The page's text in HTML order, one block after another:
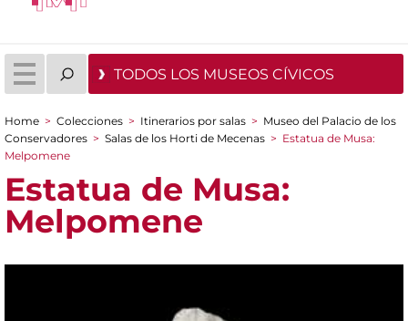
TODOS LOS MUSEOS CÍVICOS
You are here
Home > Colecciones > Itinerarios por salas > Museo del Palacio de los
Conservadores > Salas de los Horti de Mecenas > Estatua de Musa:
Melpomene
Estatua de Musa:
Melpomene